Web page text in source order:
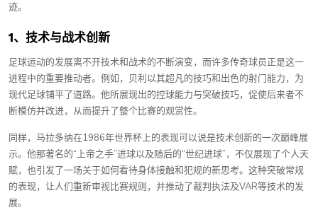
迹。
1、技术与战术创新
足球运动的发展离不开技术和战术的不断演变，而许多传奇球员正是这一
进程中的重要推动者。例如，贝利以其超凡的技巧和出色的射门能力，为
现代足球铺平了道路。他所展现出的控球能力与突破技巧，促使后来者不
断模仿并改进，从而提升了整个比赛的观赏性。
同样，马拉多纳在1986年世界杯上的表现可以说是技术创新的一次巅峰展
示。他那著名的“上帝之手”进球以及随后的“世纪进球”，不仅展现了个人天
赋，也引发了一场关于如何看待身体接触和犯规的新思考。这种突破常规
的表现，让人们重新审视比赛规则，并推动了裁判执法及VAR等技术的发
展。